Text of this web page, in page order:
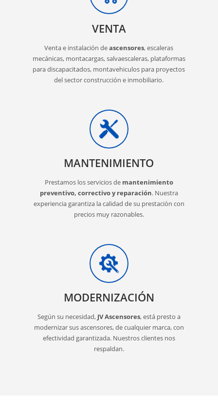
VENTA
Venta e instalación deascensores, escaleras
mecánicas, montacargas, salvaescaleras, plataformas
para discapacitados, montavehiculos para proyectos
del sector construcción e inmobiliario.
MANTENIMIENTO
Prestamos los servicios de mantenimiento
preventivo, correctivo y reparación. Nuestra
experiencia garantiza la calidad de su prestación con
precios muy razonables.
MODERNIZACIÓN
Según su necesidad, JV Ascensores, está presto a
modernizar sus ascensores, de cualquier marca, con
efectividad garantizada. Nuestros clientes nos
respaldan.